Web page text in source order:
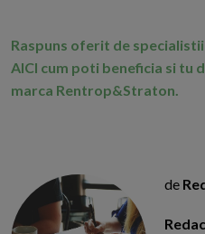
Raspuns oferit de
AICI cum poti beneficia si tu
marca Rentrop&Straton.
de